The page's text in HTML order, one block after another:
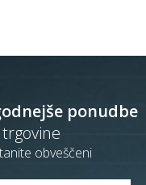
ponudbe
obveščeni